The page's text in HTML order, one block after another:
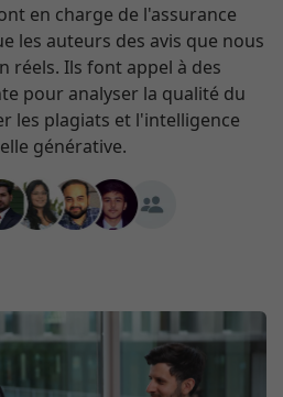
en charge de l'assurance
les auteurs des avis que nous
réels. Ils font appel à des
pour analyser la qualité du
les plagiats et l'intelligence
générative.